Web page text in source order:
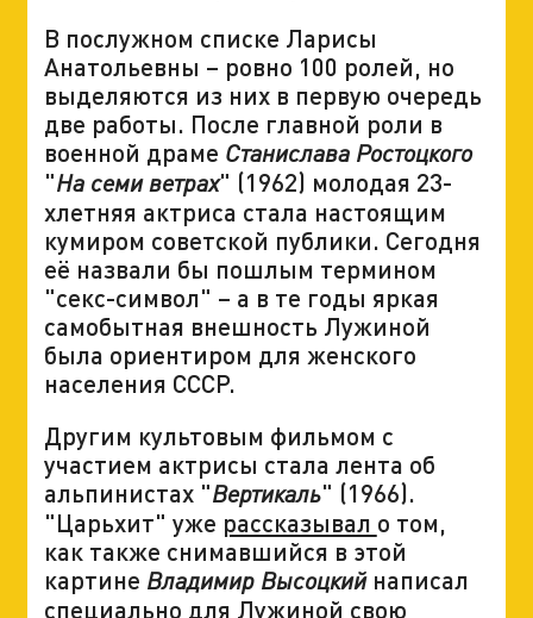
В послужном списке Ларисы
Анатольевны – ровно 100 ролей, но
выделяются из них в первую очередь
две работы. После главной роли в
военной драме Станислава Ростоцкого
"На семи ветрах" (1962) молодая 23-
хлетняя актриса стала настоящим
кумиром советской публики. Сегодня
её назвали бы пошлым термином
"секс-символ" – а в те годы яркая
самобытная внешность Лужиной
была ориентиром для женского
населения СССР.
Другим культовым фильмом с
участием актрисы стала лента об
альпинистах "Вертикаль" (1966).
"Царьхит" уже рассказывал о том,
как также снимавшийся в этой
картине Владимир Высоцкийнаписал
специально для Лужиной свою